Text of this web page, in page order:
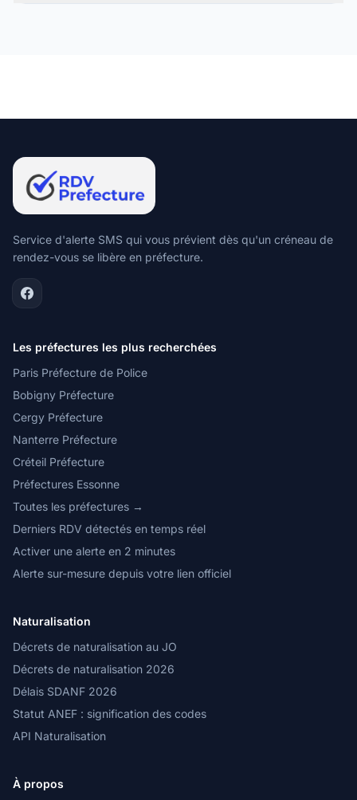
Service d'alerte SMS qui vous prévient dès qu'un créneau de
rendez-vous se libère en préfecture.
Les préfectures les plus recherchées
Paris Préfecture de Police
Bobigny Préfecture
Cergy Préfecture
Nanterre Préfecture
Créteil Préfecture
Préfectures Essonne
Toutes les préfectures →
Derniers RDV détectés en temps réel
Activer une alerte en 2 minutes
Alerte sur-mesure depuis votre lien officiel
Naturalisation
Décrets de naturalisation au JO
Décrets de naturalisation 2026
Délais SDANF 2026
Statut ANEF : signification des codes
API Naturalisation
À propos